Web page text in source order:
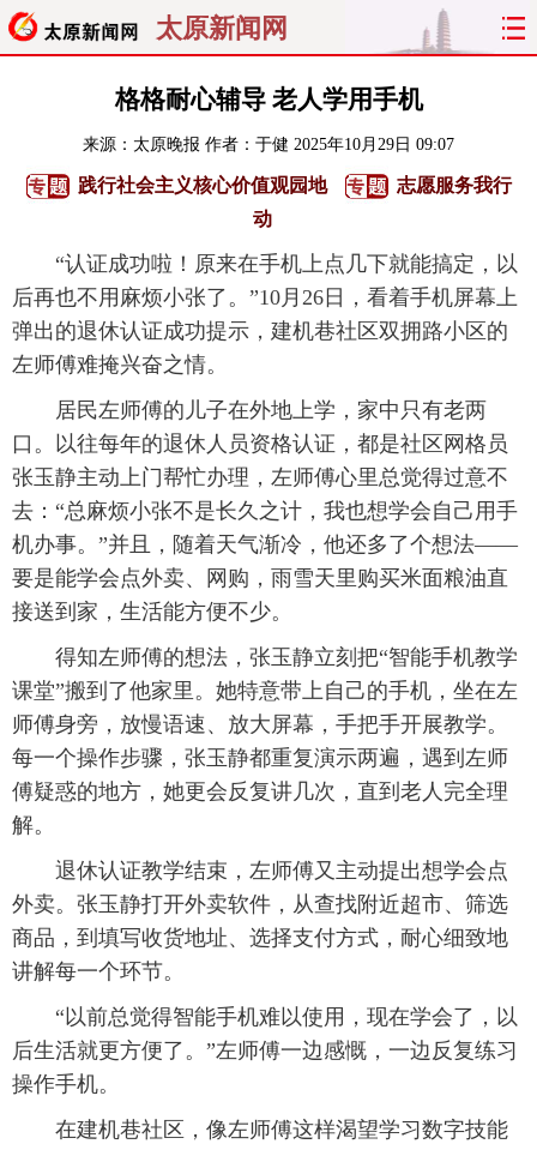
太原新闻网
聚焦 太原
经济 关注 文明 出行
旅游 理财 政务 教育
看天下 晋月读 最太原 网罗民生
格格耐心辅导 老人学用手机
来源： 太原晚报 作者：于健 2025年10月29日 09:07
践行社会主义核心价值观园地
志愿服务我行
动
“认证成功啦！原来在手机上点几下就能搞定，以
后再也不用麻烦小张了。”10月26日，看着手机屏幕上
弹出的退休认证成功提示，建机巷社区双拥路小区的
左师傅难掩兴奋之情。
居民左师傅的儿子在外地上学，家中只有老两
口。以往每年的退休人员资格认证，都是社区网格员
张玉静主动上门帮忙办理，左师傅心里总觉得过意不
去：“总麻烦小张不是长久之计，我也想学会自己用手
机办事。”并且，随着天气渐冷，他还多了个想法——
要是能学会点外卖、网购，雨雪天里购买米面粮油直
接送到家，生活能方便不少。
得知左师傅的想法，张玉静立刻把“智能手机教学
课堂”搬到了他家里。她特意带上自己的手机，坐在左
师傅身旁，放慢语速、放大屏幕，手把手开展教学。
每一个操作步骤，张玉静都重复演示两遍，遇到左师
傅疑惑的地方，她更会反复讲几次，直到老人完全理
解。
退休认证教学结束，左师傅又主动提出想学会点
外卖。张玉静打开外卖软件，从查找附近超市、筛选
商品，到填写收货地址、选择支付方式，耐心细致地
讲解每一个环节。
“以前总觉得智能手机难以使用，现在学会了，以
后生活就更方便了。”左师傅一边感慨，一边反复练习
操作手机。
在建机巷社区，像左师傅这样渴望学习数字技能